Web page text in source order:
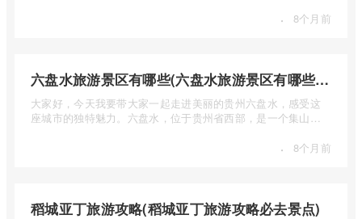
· 8个月前
六盘水旅游景区有哪些(六盘水旅游景区有哪些景点值得去)
大家好，今天我要带大家一起走进美丽的贵州六盘水，感受这
座城市的独特魅力。六盘水，位于贵州省西部，是一个集山水
· 8个月前
稻城亚丁旅游攻略(稻城亚丁旅游攻略必去景点)